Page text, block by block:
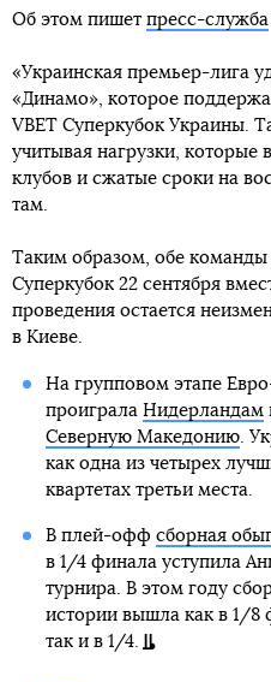
Об этом пишет пресс-служба
«Украинская премьер-лига
«Динамо», которое
VBET Суперкубок Украины.
учитывая нагрузки, которые
клубов и сжатые сроки на
там.
Таким образом, обе команды
Суперкубок 22 сентября
проведения остается
в Киеве.
На групповом этапе
проиграла Нидерландам
Северную Македонию.
как одна из четырех
квартетах третьи места.
В плей-офф сборная
в 1/4 финала уступила
турнира. В этом году
истории вышла как в 1/8
так и в 1/4.